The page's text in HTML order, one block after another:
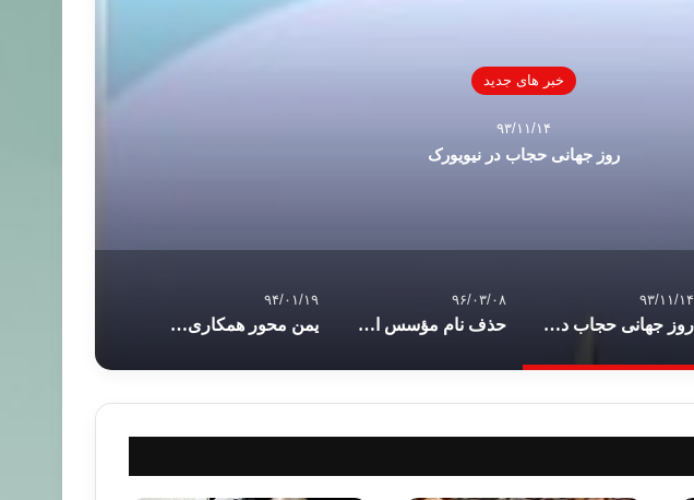
خبر های جدید
۹۳/۱۱/۱۴
روز جهانی حجاب در نیویورک
۹۳/۱۱/۱۴
روز جهانی حجاب در نیویورک
۹۶/۰۳/۰۸
حذف نام مؤسس اخوان‌المسلمین از مسجدی در مصر
۹۴/۰۱/۱۹
یمن محور همکاری‌های سه جانبه ایران، ترکیه و عربستان